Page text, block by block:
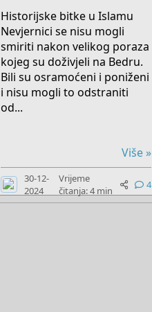
Historijske bitke u Islamu
Nevjernici se nisu mogli
smiriti nakon velikog poraza
kojeg su doživjeli na Bedru.
Bili su osramoćeni i poniženi
i nisu mogli to odstraniti
od...
Više »
30-12-
2024
Vrijeme
čitanja: 4 min
4